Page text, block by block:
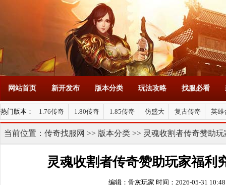
网站首页 新开发布 版本分类 玩法攻略 找服必看
热门版本： 1.76传奇 1.80传奇 1.85传奇 仿盛大 复古传奇 英雄
当前位置： 传奇找服网 >> 版本分类 >> 灵魂收割者传奇赞助
灵魂收割者传奇赞助玩家福利
编辑：骨灰玩家 时间：2026-05-31